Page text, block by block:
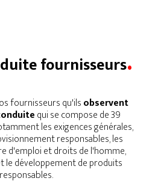
fournisseurs.
fournisseurs qu'ilsobservent
qui se compose de 39
les exigences générales,
responsables, les
d'emploi et droits de l'homme,
le développement de produits
responsables.